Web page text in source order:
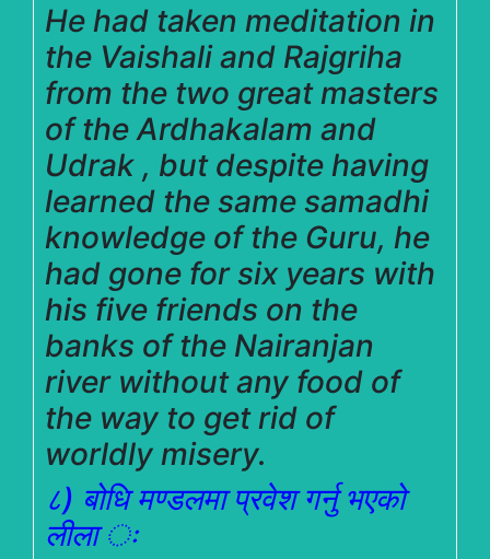
He had taken meditation in
the Vaishali and Rajgriha
from the two great masters
of the Ardhakalam and
Udrak , but despite having
learned the same samadhi
knowledge of the Guru, he
had gone for six years with
his five friends on the
banks of the Nairanjan
river without any food of
the way to get rid of
worldly misery.
८) बोधि मण्डलमा प्रवेश गर्नु भएको
लीला ः